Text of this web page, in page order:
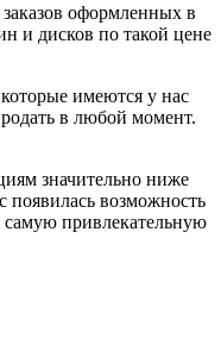
заказов оформленных в
и дисков по такой цене
имеются у нас
в любой момент.
значительно ниже
появилась возможность
самую привлекательную